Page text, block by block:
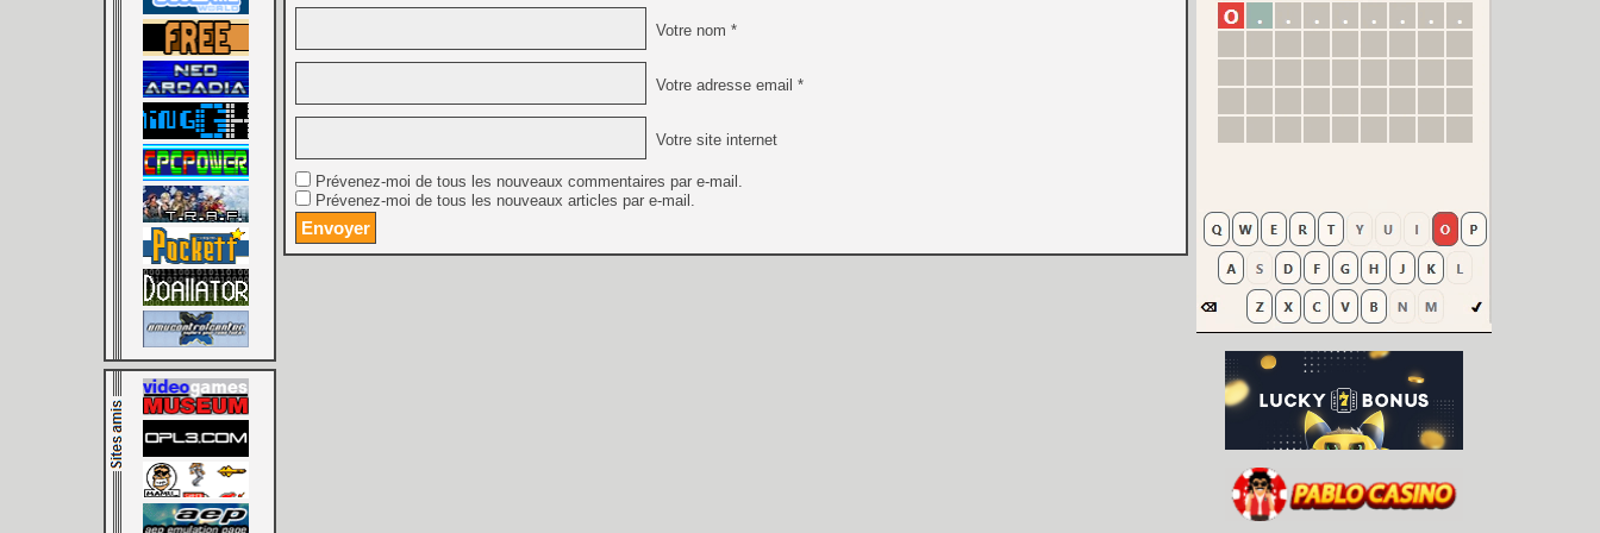
Votre nom *
Votre adresse email *
Votre site internet
Prévenez-moi de tous les nouveaux commentaires par e-mail.
Prévenez-moi de tous les nouveaux articles par e-mail.